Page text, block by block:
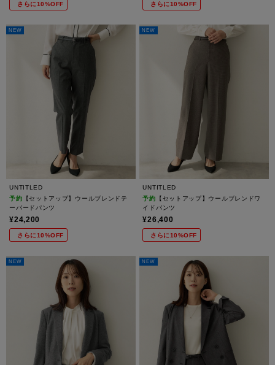
さらに10%OFF さらに10%OFF
NEW
UNTITLED
予約 【セットアップ】ウールブレンドテ
ーパードパンツ
¥24,200
さらに10%OFF
NEW
UNTITLED
予約 【セットアップ】ウールブレンドワ
イドパンツ
¥26,400
さらに10%OFF
NEW NEW